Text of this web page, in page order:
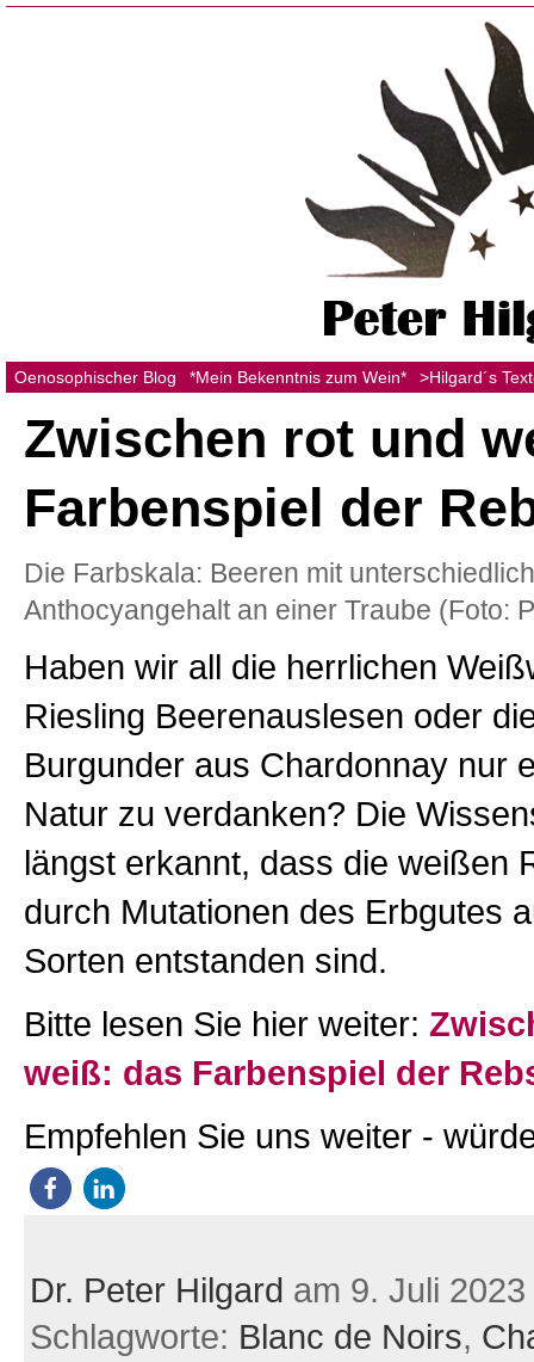
Oenosophischer Blog *Mein Bekenntnis zum Wein* >Hilgard´s
Zwischen rot und
Farbenspiel der
Die Farbskala: Beeren mit
Anthocyangehalt an einer Traube (Foto:
Haben wir all die herrlichen
Riesling Beerenauslesen oder
Burgunder aus Chardonnay nur
Natur zu verdanken? Die
längst erkannt, dass die weißen
durch Mutationen des Erbgutes
Sorten entstanden sind.
Bitte lesen Sie hier weiter:
weiß: das Farbenspiel der
Empfehlen Sie uns weiter -
Dr. Peter Hilgard am 9. Juli 2023
Schlagworte: Blanc de Noirs,